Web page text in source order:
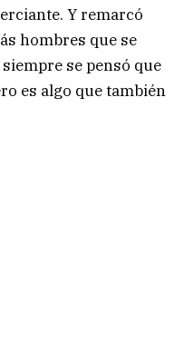
Y remarcó
hombres que se
se pensó que
es algo que también